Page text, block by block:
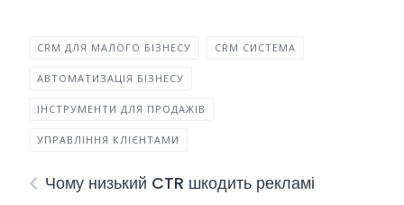
CRM ДЛЯ МАЛОГО БІЗНЕСУ CRM СИСТЕМА
АВТОМАТИЗАЦІЯ БІЗНЕСУ
ІНСТРУМЕНТИ ДЛЯ ПРОДАЖІВ
УПРАВЛІННЯ КЛІЄНТАМИ
Чому низький CTR шкодить рекламі